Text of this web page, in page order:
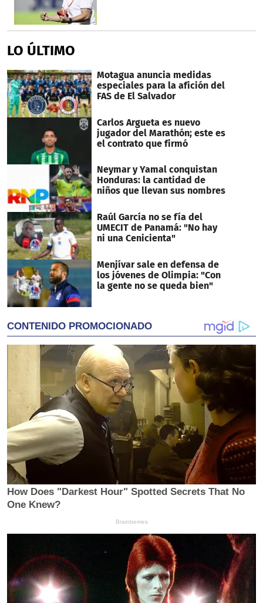
LO ÚLTIMO
Motagua anuncia medidas
especiales para la afición del
FAS de El Salvador
Carlos Argueta es nuevo
jugador del Marathón; este es
el contrato que firmó
Neymar y Yamal conquistan
Honduras: la cantidad de
niños que llevan sus nombres
Raúl García no se fía del
UMECIT de Panamá: "No hay
ni una Cenicienta"
Menjívar sale en defensa de
los jóvenes de Olimpia: "Con
la gente no se queda bien"